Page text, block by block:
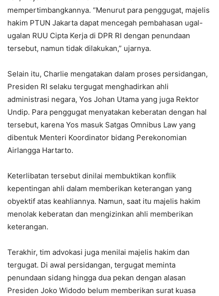
mempertimbangkannya. “Menurut para penggugat, majelis
hakim PTUN Jakarta dapat mencegah pembahasan ugal-
ugalan RUU Cipta Kerja di DPR RI dengan penundaan
tersebut, namun tidak dilakukan,” ujarnya.
Selain itu, Charlie mengatakan dalam proses persidangan,
Presiden RI selaku tergugat menghadirkan ahli
administrasi negara, Yos Johan Utama yang juga Rektor
Undip. Para penggugat menyatakan keberatan dengan hal
tersebut, karena Yos masuk Satgas Omnibus Law yang
dibentuk Menteri Koordinator bidang Perekonomian
Airlangga Hartarto.
Keterlibatan tersebut dinilai membuktikan konflik
kepentingan ahli dalam memberikan keterangan yang
obyektif atas keahliannya. Namun, saat itu majelis hakim
menolak keberatan dan mengizinkan ahli memberikan
keterangan.
Terakhir, tim advokasi juga menilai majelis hakim dan
tergugat. Di awal persidangan, tergugat meminta
penundaan sidang hingga dua pekan dengan alasan
Presiden Joko Widodo belum memberikan surat kuasa